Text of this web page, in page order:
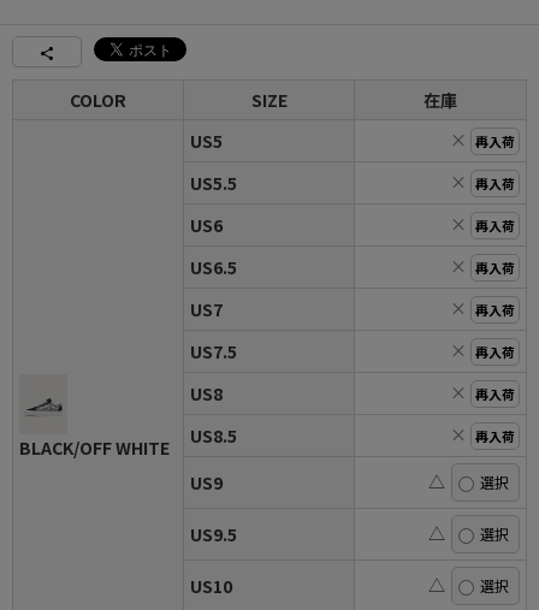
COLOR SIZE 在庫
BLACK/OFF WHITE
US5 × 再入荷
US5.5 × 再入荷
US6 × 再入荷
US6.5 × 再入荷
US7 × 再入荷
US7.5 × 再入荷
US8 × 再入荷
US8.5 × 再入荷
US9 △
US9.5 △
US10 △